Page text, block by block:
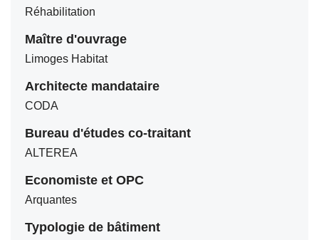
Réhabilitation
Maître d'ouvrage
Limoges Habitat
Architecte mandataire
CODA
Bureau d'études co-traitant
ALTEREA
Economiste et OPC
Arquantes
Typologie de bâtiment